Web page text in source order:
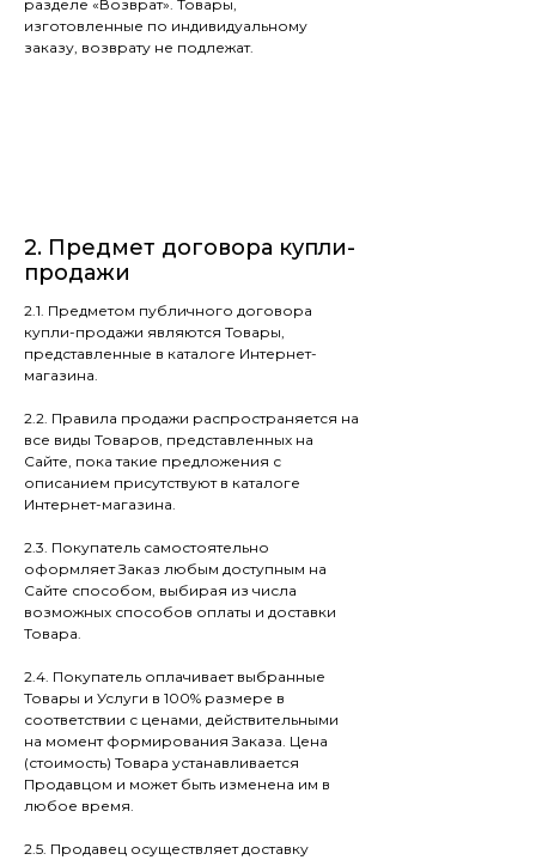
разделе «Возврат». Товары,
изготовленные по индивидуальному
заказу, возврату не подлежат.
2. Предмет договора купли-
продажи
2.1. Предметом публичного договора
купли-продажи являются Товары,
представленные в каталоге Интернет-
магазина.
2.2. Правила продажи распространяется на
все виды Товаров, представленных на
Сайте, пока такие предложения с
описанием присутствуют в каталоге
Интернет-магазина.
2.3. Покупатель самостоятельно
оформляет Заказ любым доступным на
Сайте способом, выбирая из числа
возможных способов оплаты и доставки
Товара.
2.4. Покупатель оплачивает выбранные
Товары и Услуги в 100% размере в
соответствии с ценами, действительными
на момент формирования Заказа. Цена
(стоимость) Товара устанавливается
Продавцом и может быть изменена им в
любое время.
2.5. Продавец осуществляет доставку